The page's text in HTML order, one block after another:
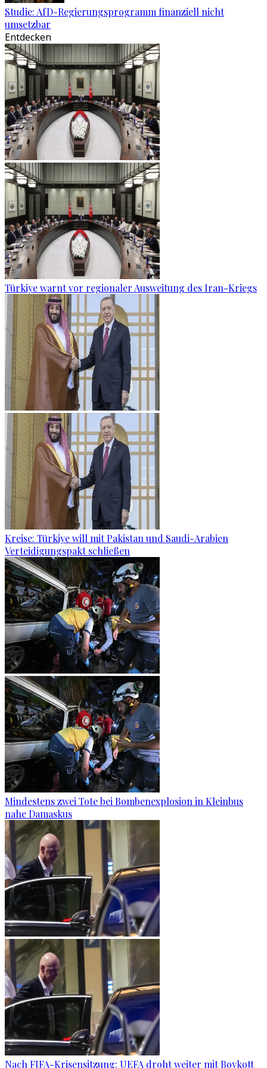
Studie: AfD-Regierungsprogramm finanziell nicht
umsetzbar
Entdecken
Türkiye warnt vor regionaler Ausweitung des Iran-Kriegs
Kreise: Türkiye will mit Pakistan und Saudi-Arabien
Verteidigungspakt schließen
Mindestens zwei Tote bei Bombenexplosion in Kleinbus
nahe Damaskus
Nach FIFA-Krisensitzung: UEFA droht weiter mit Boykott